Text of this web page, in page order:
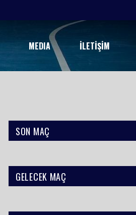
MEDIA İLETIŞIM
SON MAÇ
GELECEK MAÇ